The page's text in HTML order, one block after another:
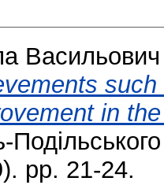
Васильович
in
pp. 21-24.